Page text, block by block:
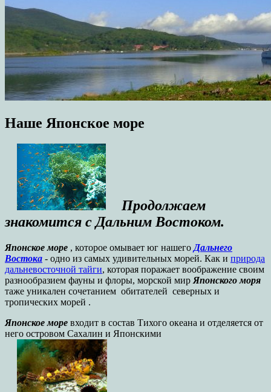
Наше Японское море
Продолжаем
знакомится с Дальним Востоком.
Японское море , которое омывает юг нашего Дальнего
Востока - одно из самых удивительных морей. Как и природа
дальневосточной тайги, которая поражает воображение своим
разнообразием фауны и флоры, морской мир Японского моря
таже уникален сочетанием обитателей северных и
тропических морей .
Японское море входит в состав Тихого океана и отделяется от
него островом Сахалин и Японскими